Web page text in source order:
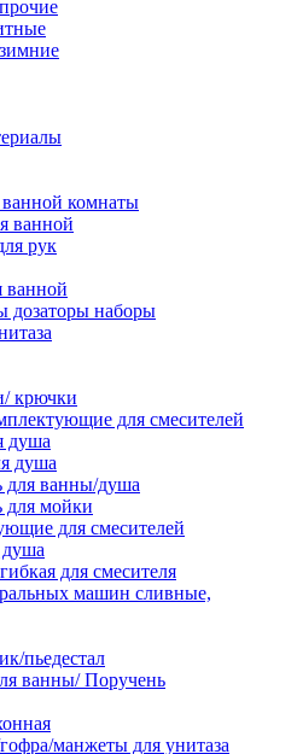
комнаты
ванной
рук
ванной
наборы
крючки
для смесителей
душа
душа
для ванны/душа
для мойки
для смесителей
для смесителя
машин сливные,
пьедестал
ванны/ Поручень
манжеты для унитаза